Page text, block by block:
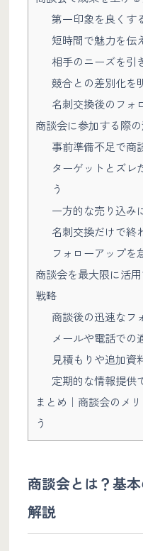
第一印象を良くす
短時間で魅力を伝
相手のニーズを引
競合との差別化を
名刺交換後のフォ
商談会に参加する際
事前準備不足で商
ターゲットとズレ
う
一方的な売り込み
名刺交換だけで終
フォローアップを
商談会を最大限に活
戦略
商談後の迅速なフ
メールや電話での
見積もりや追加資
定期的な情報提供
まとめ｜商談会のメ
う
商談会とは？基
解説